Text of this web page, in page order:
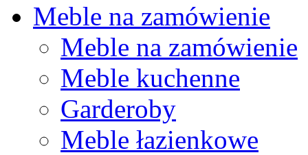
Meble na zamówienie
Meble na zamówienie
Meble kuchenne
Garderoby
Meble łazienkowe